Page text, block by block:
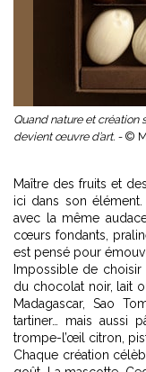
Quand nature et création
devient œuvre d’art. - ©
Maître des fruits et
ici dans son
avec la même
cœurs fondants,
est pensé pour
Impossible de
du chocolat noir, lait
Madagascar, Sao
tartiner… mais aussi
trompe-l’œil citron,
Chaque création